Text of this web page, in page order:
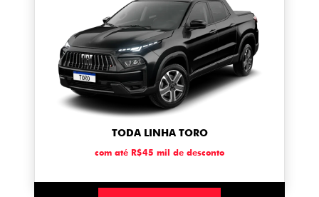
TODA LINHA TORO
com até R$45 mil de desconto